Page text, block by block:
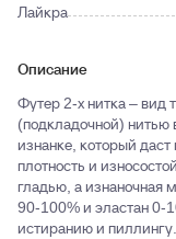
Лайкра
Описание
Футер 2-х нитка – вид
(подкладочной) нитью
изнанке, который
плотность и
гладью, а изнаночная
90-100% и эластан 0-
истиранию и